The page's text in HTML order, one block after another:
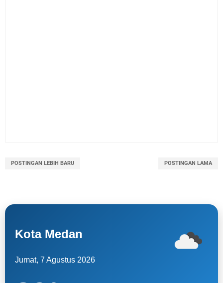
POSTINGAN LEBIH BARU POSTINGAN LAMA
Kota Medan
Jumat, 7 Agustus 2026